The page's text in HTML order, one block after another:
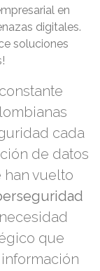
en
digitales.
soluciones
cada
de datos
han vuelto
que